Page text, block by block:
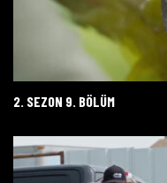
2. SEZON 9. BÖLÜM